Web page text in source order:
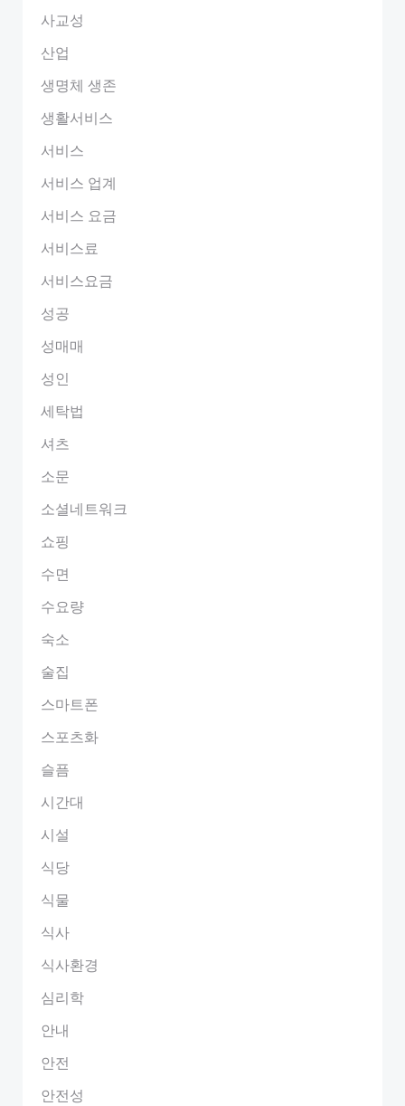
사교성
산업
생명체 생존
생활서비스
서비스
서비스 업계
서비스 요금
서비스료
서비스요금
성공
성매매
성인
세탁법
셔츠
소문
소셜네트워크
쇼핑
수면
수요량
숙소
술집
스마트폰
스포츠화
슬픔
시간대
시설
식당
식물
식사
식사환경
심리학
안내
안전
안전성